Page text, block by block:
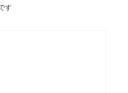
す